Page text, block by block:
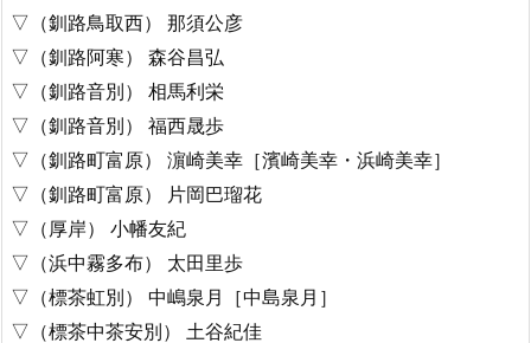
▽（釧路鳥取西） 那須公彦
▽（釧路阿寒） 森谷昌弘
▽（釧路音別） 相馬利栄
▽（釧路音別） 福西晟歩
▽（釧路町富原） 濵崎美幸［濱崎美幸・浜崎美幸］
▽（釧路町富原） 片岡巴瑠花
▽（厚岸） 小幡友紀
▽（浜中霧多布） 太田里歩
▽（標茶虹別） 中嶋泉月［中島泉月］
▽（標茶中茶安別） 土谷紀佳